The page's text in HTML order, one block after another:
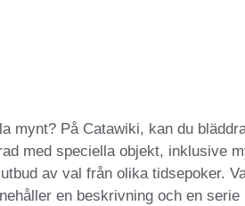
På Catawiki, kan du
med speciella objekt, inklusive
av val från olika tidsepoker.
en beskrivning och en